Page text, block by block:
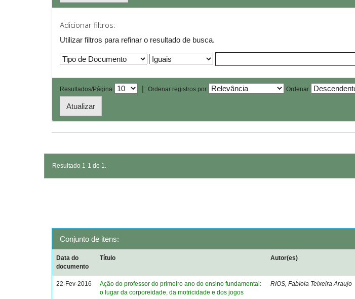
Adicionar filtros:
Utilizar filtros para refinar o resultado de busca.
Resultados/Página | Ordenar registros por Ordenar
Resultado 1-1 de 1.
Conjunto de itens:
Data do
documento
Título Autor(es)
22-Fev-2016
Ação do professor do primeiro ano do ensino fundamental:
o lugar da corporeidade, da motricidade e dos jogos
RIOS, Fabíola Teixeira Araujo